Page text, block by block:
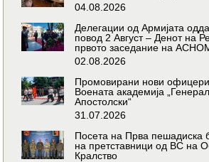
04.08.2026
Делегации од Армијата
повод 2 Август – Денот на
првото заседание на
02.08.2026
Промовирани нови
Воената академија
Апостолски“
31.07.2026
Посета на Прва пешадиска
на претставници од ВС на
Кралство